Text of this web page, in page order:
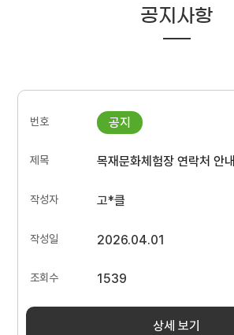
공지사항
목재문화체험장 연락처 안내
고*클
2026.04.01
1539
상세 보기